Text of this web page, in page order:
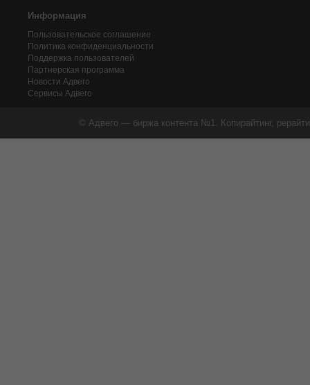
Информация
Пользовательское соглашение
Политика конфиденциальности
Поддержка пользователей
Партнерская программа
Новости Адвего
Сервисы Адвего
© Адвего — биржа контента №1. Копирайтинг,